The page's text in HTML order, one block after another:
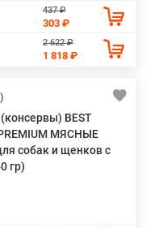
437 ₽
303 ₽
2 622 ₽
1 818 ₽
BEST
PREMIUM МЯСНЫЕ
собак и щенков с
гр)